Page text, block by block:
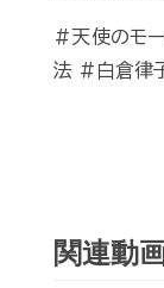
#天使のモ
法 #白倉律
関連動